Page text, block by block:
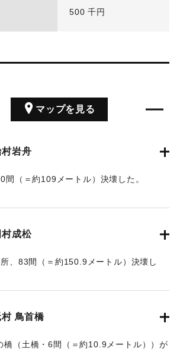
500 千円
マップを見る
岩舟
間（＝約109メートル）決壊した。
成松
、83間（＝約150.9メートル）決壊し
鳥首橋
橋（土橋・6間（＝約10.9メートル））が